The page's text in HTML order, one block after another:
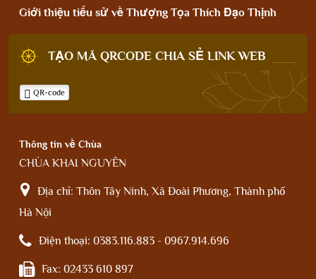
Giới thiệu tiểu sử về Thượng Tọa Thích Đạo Thịnh
TẠO MÃ QRCODE CHIA SẺ LINK WEB
QR-code
Thông tin về Chùa
CHÙA KHAI NGUYÊN
Địa chỉ: Thôn Tây Ninh, Xã Đoài Phương, Thành phố
Hà Nội
Điện thoại: 0383.116.883 - 0967.914.696
Fax: 02433 610 897